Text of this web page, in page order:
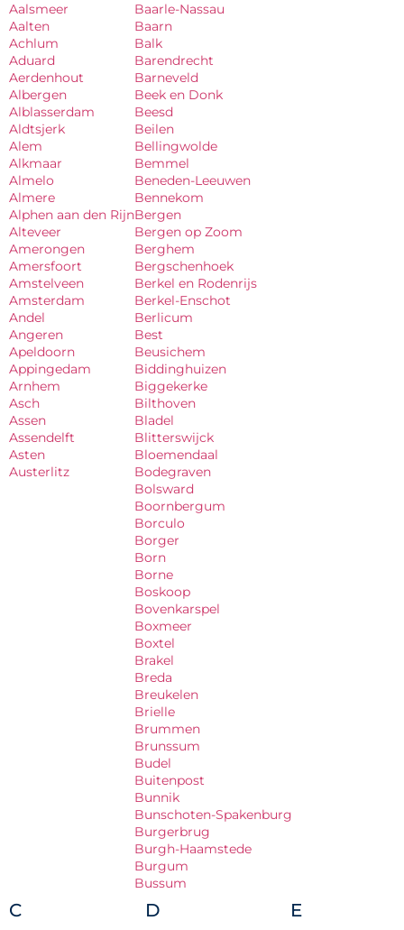
Aalsmeer
Aalten
Achlum
Aduard
Aerdenhout
Albergen
Alblasserdam
Aldtsjerk
Alem
Alkmaar
Almelo
Almere
Alphen aan den Rijn
Alteveer
Amerongen
Amersfoort
Amstelveen
Amsterdam
Andel
Angeren
Apeldoorn
Appingedam
Arnhem
Asch
Assen
Assendelft
Asten
Austerlitz
Baarle-Nassau
Baarn
Balk
Barendrecht
Barneveld
Beek en Donk
Beesd
Beilen
Bellingwolde
Bemmel
Beneden-Leeuwen
Bennekom
Bergen
Bergen op Zoom
Berghem
Bergschenhoek
Berkel en Rodenrijs
Berkel-Enschot
Berlicum
Best
Beusichem
Biddinghuizen
Biggekerke
Bilthoven
Bladel
Blitterswijck
Bloemendaal
Bodegraven
Bolsward
Boornbergum
Borculo
Borger
Born
Borne
Boskoop
Bovenkarspel
Boxmeer
Boxtel
Brakel
Breda
Breukelen
Brielle
Brummen
Brunssum
Budel
Buitenpost
Bunnik
Bunschoten-Spakenburg
Burgerbrug
Burgh-Haamstede
Burgum
Bussum
C D E